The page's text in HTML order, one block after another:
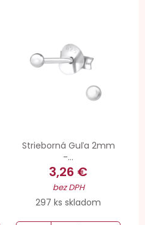
Strieborná Guľa 2mm
-...
3,26 €
bez DPH
297 ks skladom